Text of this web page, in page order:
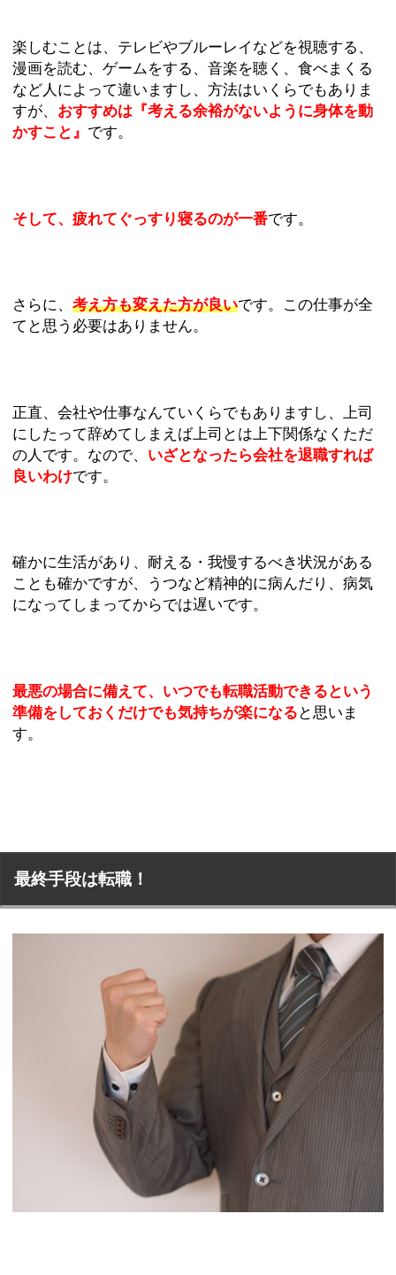
楽しむことは、テレビやブルーレイなどを視聴する、
漫画を読む、ゲームをする、音楽を聴く、食べまくる
など人によって違いますし、方法はいくらでもありま
すが、 おすすめは『考える余裕がないように身体を動
かすこと』 です。
そして、疲れてぐっすり寝るのが一番です。
さらに、考え方も変えた方が良いです。この仕事が全
てと思う必要はありません。
正直、会社や仕事なんていくらでもありますし、上司
にしたって辞めてしまえば上司とは上下関係なくただ
の人です。なので、 いざとなったら会社を退職すれば
良いわけです。
確かに生活があり、耐える・我慢するべき状況がある
ことも確かですが、うつなど精神的に病んだり、病気
になってしまってからでは遅いです。
最悪の場合に備えて、いつでも転職活動できるという
準備をしておくだけでも気持ちが楽になる と思いま
す。
最終手段は転職！